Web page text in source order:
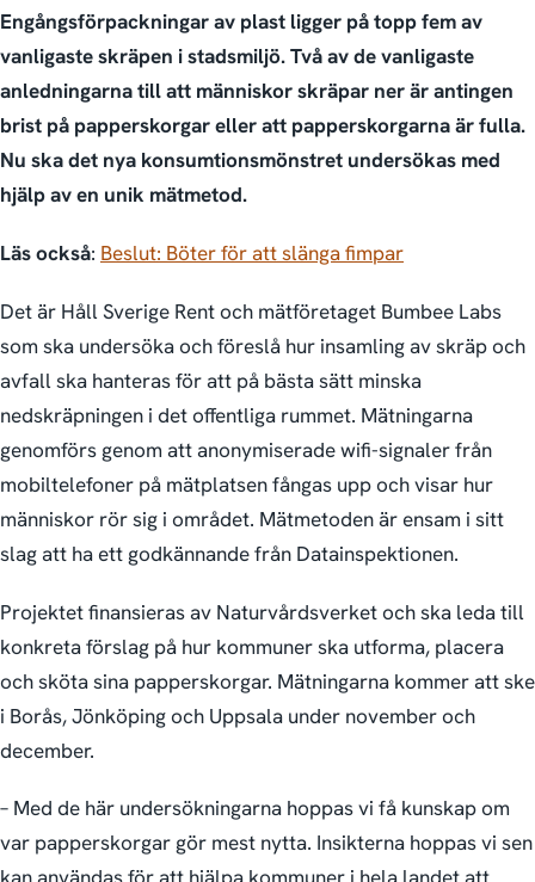
Engångsförpackningar av plast ligger på topp fem av
vanligaste skräpen i stadsmiljö. Två av de vanligaste
anledningarna till att människor skräpar ner är antingen
brist på papperskorgar eller att papperskorgarna är fulla.
Nu ska det nya konsumtionsmönstret undersökas med
hjälp av en unik mätmetod.
Läs också: Beslut: Böter för att slänga fimpar
Det är Håll Sverige Rent och mätföretaget Bumbee Labs
som ska undersöka och föreslå hur insamling av skräp och
avfall ska hanteras för att på bästa sätt minska
nedskräpningen i det offentliga rummet. Mätningarna
genomförs genom att anonymiserade wifi-signaler från
mobiltelefoner på mätplatsen fångas upp och visar hur
människor rör sig i området. Mätmetoden är ensam i sitt
slag att ha ett godkännande från Datainspektionen.
Projektet finansieras av Naturvårdsverket och ska leda till
konkreta förslag på hur kommuner ska utforma, placera
och sköta sina papperskorgar. Mätningarna kommer att ske
i Borås, Jönköping och Uppsala under november och
december.
– Med de här undersökningarna hoppas vi få kunskap om
var papperskorgar gör mest nytta. Insikterna hoppas vi sen